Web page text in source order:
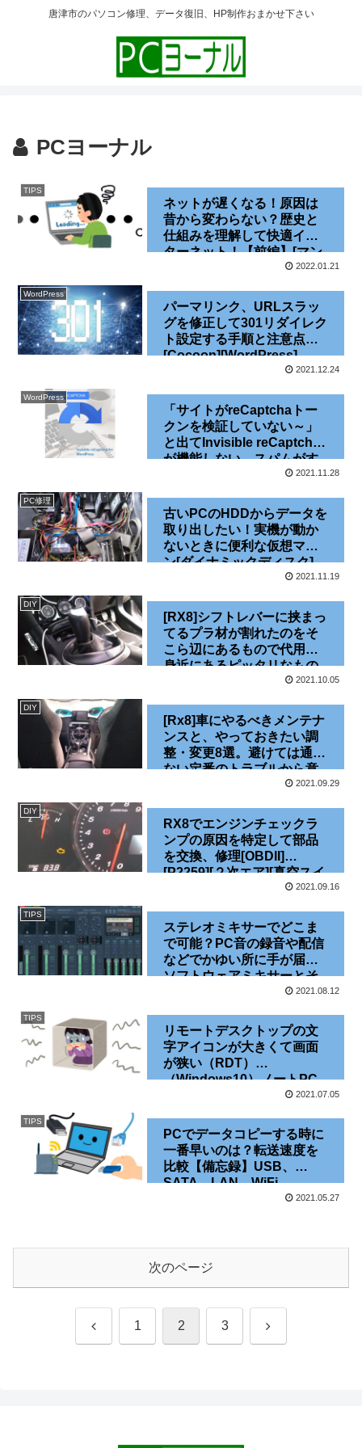
唐津市のパソコン修理、データ復旧、HP制作おまかせ下さい
PCヨーナル
TIPS
ネットが遅くなる！原因は
昔から変わらない？歴史と
仕組みを理解して快適イン
ターネット！【前編】[マン
2022.01.21
WordPress
パーマリンク、URLスラッ
グを修正して301リダイレク
ト設定する手順と注意点
[Cocoon][WordPress]
2021.12.24
WordPress
「サイトがreCaptchaトー
クンを検証していない～」
と出てInvisible reCaptcha
が機能しない、スパムがす
り抜ける[Contact Form 7]2021.11.28
PC修理
古いPCのHDDからデータを
取り出したい！実機が動か
ないときに便利な仮想マシ
ン[ダイナミックディスク]
2021.11.19
DIY
[RX8]シフトレバーに挟まっ
てるプラ材が割れたのをそ
こら辺にあるもので代用。
身近にあるピッタリなもの
2021.10.05
DIY
[Rx8]車にやるべきメンテナ
ンスと、やっておきたい調
整・変更8選。避けては通れ
ない定番のトラブルから意
外とデキる内装の快適化な
る]
2021.09.29
DIY
RX8でエンジンチェックラ
ンプの原因を特定して部品
を交換、修理[OBDII]
[P2259][２次エア][真空スイ
ッチパージ][ソレノイドバル
2021.09.16
TIPS
ステレオミキサーでどこま
で可能？PC音の録音や配信
などでかゆい所に手が届く
ソフトウェアミキサーとそ
のデメリット[Banana][オー
[Windows10]
2021.08.12
TIPS
リモートデスクトップの文
字アイコンが大きくて画面
が狭い（RDT）
（Windows10）ノートPC
2021.07.05
TIPS
PCでデータコピーする時に
一番早いのは？転送速度を
比較【備忘録】USB、
SATA、LAN、WiFi…
2021.05.27
次のページ
前 1 2 3 次